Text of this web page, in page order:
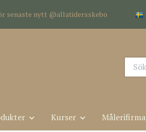
senaste nytt @allatidersskebo
Kurser Målerifirma